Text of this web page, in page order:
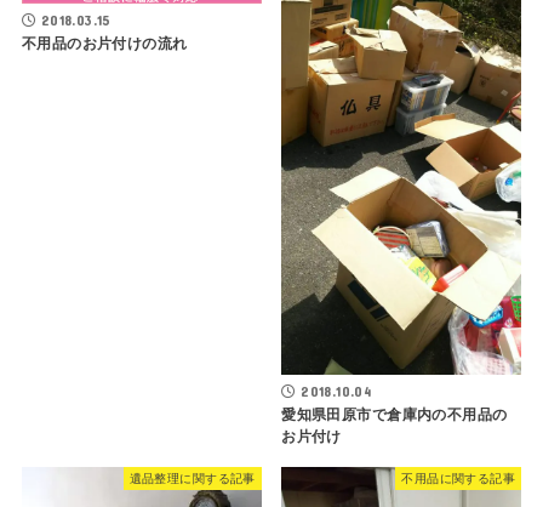
2018.03.15
不用品のお片付けの流れ
2018.10.04
愛知県田原市で倉庫内の不用品の
お片付け
遺品整理に関する記事 不用品に関する記事